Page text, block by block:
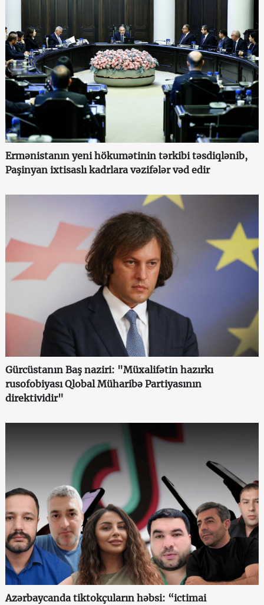
Ermənistanın yeni hökumətinin tərkibi təsdiqlənib,
Paşinyan ixtisaslı kadrlara vəzifələr vəd edir
Gürcüstanın Baş naziri: "Müxalifətin hazırkı
rusofobiyası Qlobal Müharibə Partiyasının
direktividir"
Azərbaycanda tiktokçuların həbsi: “ictimai